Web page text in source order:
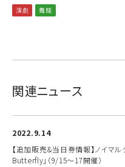
演劇 舞踊
関連ニュース
2022.9.14
【追加販売&当日券情報】ノイマ
Butterfly」（9/15～17開催）